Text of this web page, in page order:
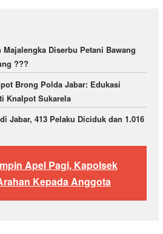
Majalengka Diserbu Petani Bawang
???
Brong Polda Jabar: Edukasi
Knalpot Sukarela
Jabar, 413 Pelaku Diciduk dan 1.016
Apel Pagi, Kapolsek
Kepada Anggota